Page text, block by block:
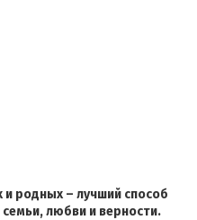
и родных – лучший способ
любви и верности.